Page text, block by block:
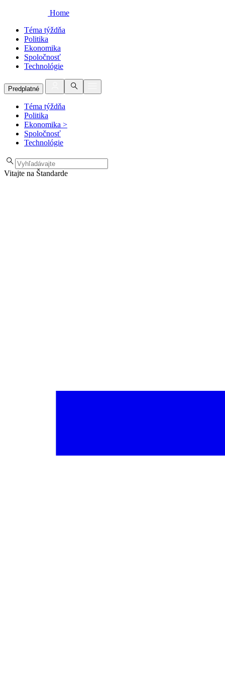
Home
Téma týždňa
Politika
Ekonomika
Spoločnosť
Technológie
Predplatné
Téma týždňa
Politika
Ekonomika >
Spoločnosť
Technológie
Vitajte na Štandarde